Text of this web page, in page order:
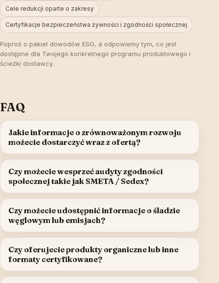
Cele redukcji oparte o zakresy
Certyfikacje bezpieczeństwa żywności i zgodności społecznej
Poproś o pakiet dowodów ESG, a odpowiemy tym, co jest
dostępne dla Twojego konkretnego programu produktowego i
ścieżki dostawcy.
FAQ
Jakie informacje o zrównoważonym rozwoju
możecie dostarczyć wraz z ofertą?
Czy możecie wesprzeć audyty zgodności
społecznej takie jak SMETA / Sedex?
Czy możecie udostępnić informacje o śladzie
węglowym lub emisjach?
Czy oferujecie produkty organiczne lub inne
formaty certyfikowane?